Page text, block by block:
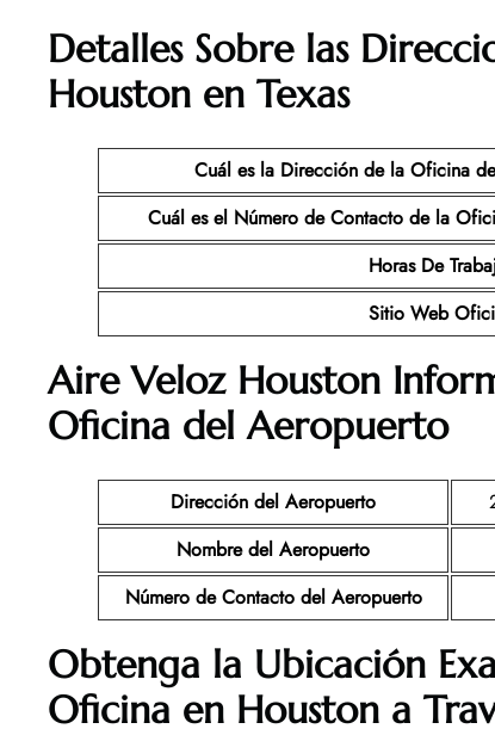
Detalles Sobre las
Houston en Texas
Cuál es la Dirección de la Oficina
Cuál es el Número de Contacto de la
Horas De
Sitio Web
Aire Veloz Houston
Oficina del Aeropuerto
Dirección del Aeropuerto
Nombre del Aeropuerto
Número de Contacto del Aeropuerto
Obtenga la Ubicación
Oficina en Houston a